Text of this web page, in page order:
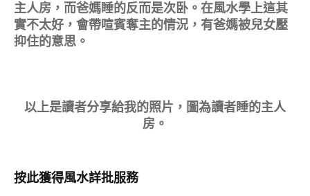
主人房，而爸媽睡的反而是次卧。在風水學上這其
實不太好，會帶喧賓奪主的情況，有爸媽被兒女壓
抑住的意思。
以上是讀者分享給我的照片，圖為讀者睡的主人
房。
按此獲得風水詳批服務